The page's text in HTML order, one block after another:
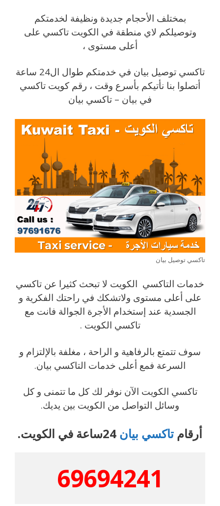
بمختلف الأحجام جديدة ونظيفة لخدمتكم
وتوصيلكم لاي منطقة في الكويت تاكسي على
أعلى مستوى ،
تاكسي توصيل بيان في خدمتكم طوال ال24 ساعة
أتصلوا بنا نأتيكم بأسرع وقت ، رقم كويت تاكسي
في بيان – تاكسي بيان
تاكسي توصيل بيان
خدمات التاكسي الكويت لا تبحث كثيرا عن تاكسي
على أعلى مستوى ولاتشكك في راحتك الفكرية و
الجسدية عند إستخدام الأجرة الجوالة فانت مع
تاكسي الكويت .
سوف تتمتع بالرفاهية و الراحة ، مغلفة بالإلتزام و
السرعة فمع أعلى خدمات التاكسي بيان.
تاكسي الكويت الآن نوفر لك كل ما تتمنى و كل
وسائل التواصل من الكويت بين يديك.
أرقام تاكسي بيان
69694241